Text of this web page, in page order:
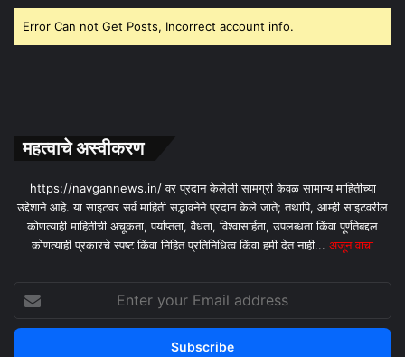
Error Can not Get Posts, Incorrect account info.
महत्वाचे अस्वीकरण
https://navgannews.in/ वर प्रदान केलेली सामग्री केवळ सामान्य माहितीच्या
उद्देशाने आहे. या साइटवर सर्व माहिती सद्भावनेने प्रदान केले जाते; तथापि, आम्ही साइटवरील
कोणत्याही माहितीची अचूकता, पर्याप्तता, वैधता, विश्वासार्हता, उपलब्धता किंवा पूर्णतेबद्दल
कोणत्याही प्रकारचे स्पष्ट किंवा निहित प्रतिनिधित्व किंवा हमी देत ​​नाही... अजून वाचा
your
Email